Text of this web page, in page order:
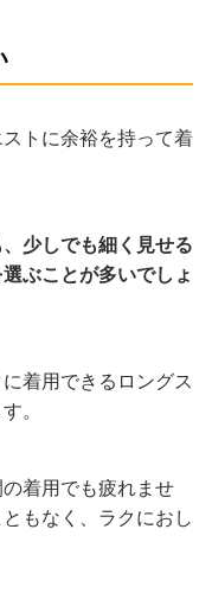
トに余裕を持って着
少しでも細く見せる
ぶことが多いでしょ
着用できるロングス
。
着用でも疲れませ
もなく、ラクにおし